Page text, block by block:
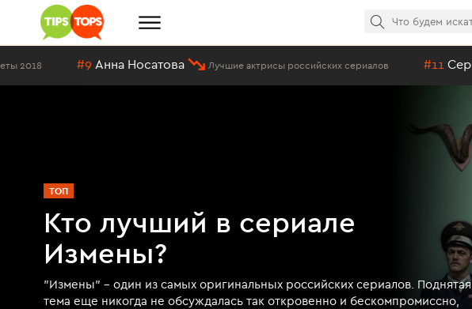
#9 Анна Носатова Лучшие актрисы российских сериалов #11 Сергей
ТОП
Кто лучший в сериале
Измены?
"Измены" - один из самых оригинальных российских сериалов. Поднятая
тема еще никогда не обсуждалась так откровенно и бескомпромиссно,